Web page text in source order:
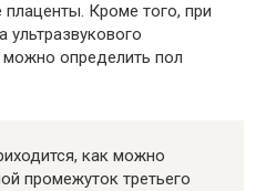
Кроме того, при
ультразвукового
определить пол
как можно
промежуток третьего